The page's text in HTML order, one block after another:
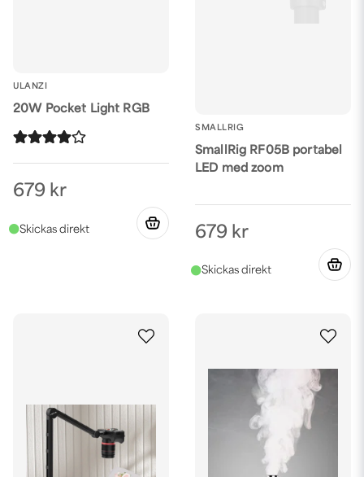
ULANZI
20W Pocket Light RGB
679 kr
SMALLRIG
SmallRig RF05B portabel
LED med zoom
679 kr